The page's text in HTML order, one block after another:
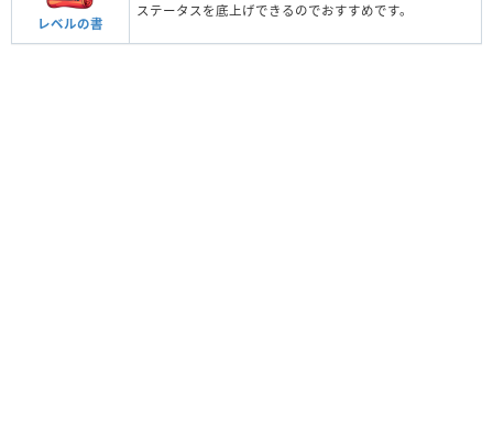
レベルの書
ステータスを底上げできるのでおすすめです。